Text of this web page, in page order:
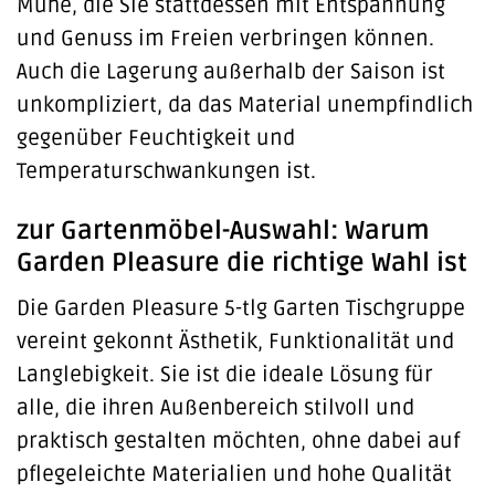
und Genuss im Freien verbringen können.
Auch die Lagerung außerhalb der Saison ist
unkompliziert, da das Material unempfindlich
gegenüber Feuchtigkeit und
Temperaturschwankungen ist.
zur Gartenmöbel-Auswahl: Warum
Garden Pleasure die richtige Wahl ist
Die Garden Pleasure 5-tlg Garten Tischgruppe
vereint gekonnt Ästhetik, Funktionalität und
Langlebigkeit. Sie ist die ideale Lösung für
alle, die ihren Außenbereich stilvoll und
praktisch gestalten möchten, ohne dabei auf
pflegeleichte Materialien und hohe Qualität